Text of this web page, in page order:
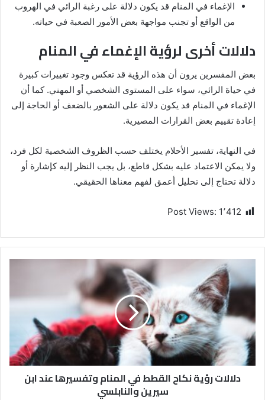
الإغماء في المنام قد يكون دلالة على رغبة الرائي في الهروب
من الواقع أو تجنب مواجهة بعض الأمور الصعبة في حياته.
دلالات أخرى لرؤية الإغماء في المنام
بعض المفسرين يرون أن هذه الرؤية قد تعكس وجود تغييرات كبيرة
في حياة الرائي، سواء على المستوى الشخصي أو المهني. كما أن
الإغماء في المنام قد يكون دلالة على الشعور بالضعف أو الحاجة إلى
إعادة تقييم بعض القرارات المصيرية.
في النهاية، تفسير الأحلام يختلف حسب الظروف الشخصية لكل فرد،
ولا يمكن الاعتماد عليه بشكل قاطع، بل يجب النظر إليه كإشارة أو
دلالة تحتاج إلى تحليل أعمق لفهم معناها الحقيقي.
Post Views: 1٬412
دلالات رؤية نكاح القطط في المنام وتفسيرها عند ابن
سيرين والنابلسي